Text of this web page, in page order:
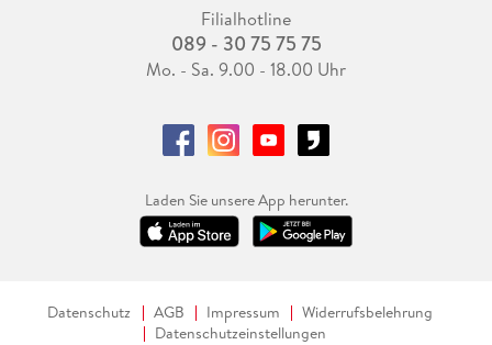
Filialhotline
089 - 30 75 75 75
Mo. - Sa. 9.00 - 18.00 Uhr
Laden Sie unsere App herunter.
Datenschutz AGB Impressum
Widerrufsbelehrung
Datenschutzeinstellungen